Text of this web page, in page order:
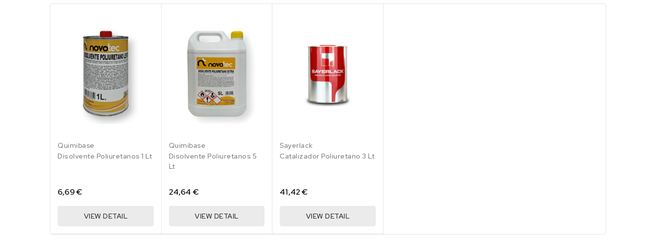
Quimibase
Disolvente Poliuretanos 1 Lt
6,69 €
VIEW DETAIL
Quimibase
Disolvente Poliuretanos 5
Lt
24,64 €
VIEW DETAIL
Sayerlack
Catalizador Poliuretano 3 Lt
41,42 €
VIEW DETAIL